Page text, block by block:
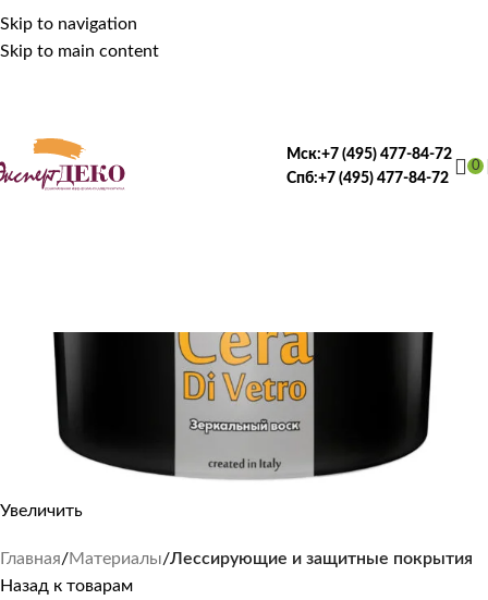
Skip to navigation
Skip to main content
Мск:+7 (495) 477-84-72
Спб:+7 (495) 477-84-72
0
Увеличить
Главная Материалы Лессирующие и защитные покрытия
Назад к товарам